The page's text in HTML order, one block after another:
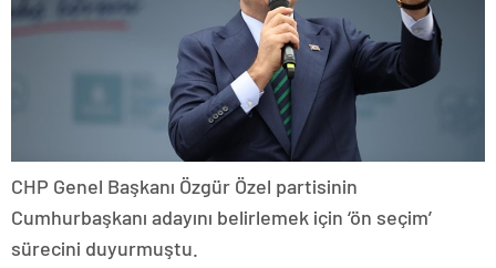
CHP Genel Başkanı Özgür Özel partisinin
Cumhurbaşkanı adayını belirlemek için ‘ön seçim’
sürecini duyurmuştu.